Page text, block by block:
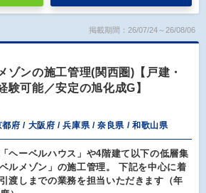
掲載期間：26/07/24～26/08/06
ゾンの施工管理(関西圏)【戸建・
験可能／安定の旭化成G】
都府 / 大阪府 / 兵庫県 / 奈良県 / 和歌山県
ヘーベルハウス」や4階建て以下の低層集
ルメゾン」の施工管理。 下記を中心に着
渡しまでの業務を担当いただきます（年